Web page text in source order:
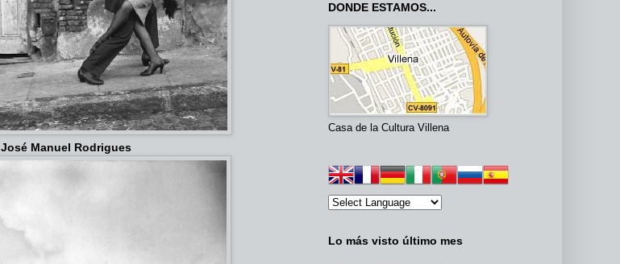
José Manuel Rodrigues
DONDE ESTAMOS...
Casa de la Cultura Villena
Lo más visto último mes